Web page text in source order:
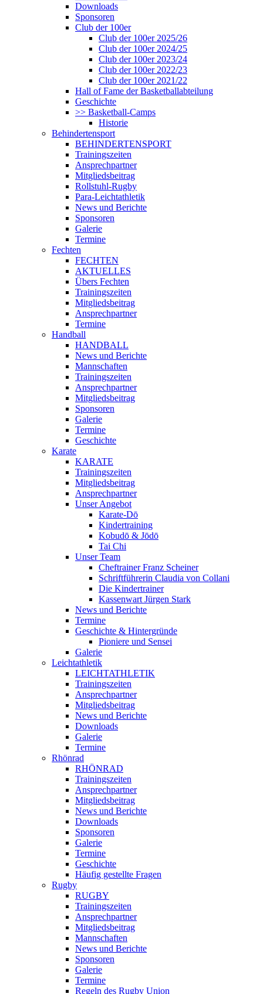
Downloads
Sponsoren
Club der 100er
Club der 100er 2025/26
Club der 100er 2024/25
Club der 100er 2023/24
Club der 100er 2022/23
Club der 100er 2021/22
Hall of Fame der Basketballabteilung
Geschichte
>> Basketball-Camps
Historie
Behindertensport
BEHINDERTENSPORT
Trainingszeiten
Ansprechpartner
Mitgliedsbeitrag
Rollstuhl-Rugby
Para-Leichtathletik
News und Berichte
Sponsoren
Galerie
Termine
Fechten
FECHTEN
AKTUELLES
Übers Fechten
Trainingszeiten
Mitgliedsbeitrag
Ansprechpartner
Termine
Handball
HANDBALL
News und Berichte
Mannschaften
Trainingszeiten
Ansprechpartner
Mitgliedsbeitrag
Sponsoren
Galerie
Termine
Geschichte
Karate
KARATE
Trainingszeiten
Mitgliedsbeitrag
Ansprechpartner
Unser Angebot
Karate-Dō
Kindertraining
Kobudō & Jōdō
Tai Chi
Unser Team
Cheftrainer Franz Scheiner
Schriftführerin Claudia von Collani
Die Kindertrainer
Kassenwart Jürgen Stark
News und Berichte
Termine
Geschichte & Hintergründe
Pioniere und Sensei
Galerie
Leichtathletik
LEICHTATHLETIK
Trainingszeiten
Ansprechpartner
Mitgliedsbeitrag
News und Berichte
Downloads
Galerie
Termine
Rhönrad
RHÖNRAD
Trainingszeiten
Ansprechpartner
Mitgliedsbeitrag
News und Berichte
Downloads
Sponsoren
Galerie
Termine
Geschichte
Häufig gestellte Fragen
Rugby
RUGBY
Trainingszeiten
Ansprechpartner
Mitgliedsbeitrag
Mannschaften
News und Berichte
Sponsoren
Galerie
Termine
Regeln des Rugby Union